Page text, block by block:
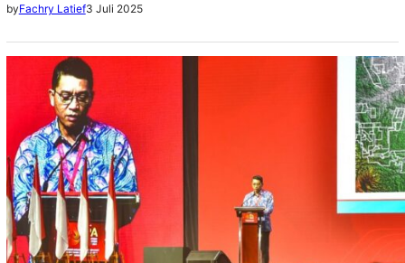
605-620 ribu BOPD dan gas bumi 953-1.017 BOEPD
byFachry Latief3 Juli 2025